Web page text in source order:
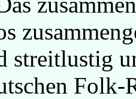
streitlustig
Folk-